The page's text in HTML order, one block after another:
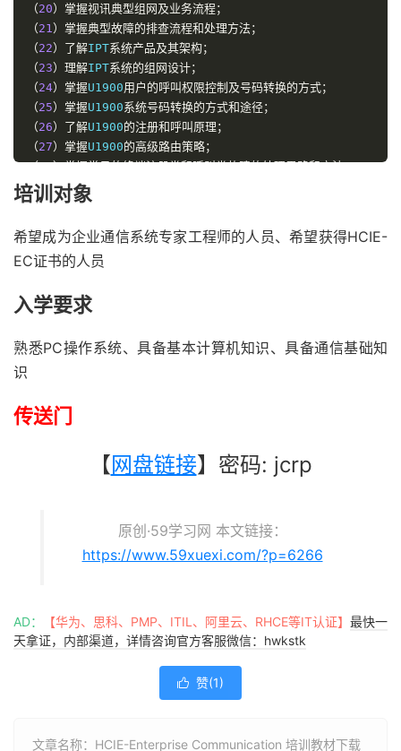
（20）掌握视讯典型组网及业务流程；
（21 ）掌握典型故障的排查流程和处理方法；
（22）了解IPT系统产品及其架构；
（23）理解IPT系统的组网设计；
（24）掌握U1900用户的呼叫权限控制及号码转换的方式；
（25）掌握U1900系统号码转换的方式和途径；
（26）了解U1900的注册和呼叫原理；
（27）掌握U1900的高级路由策略；
（28）掌握常见的终端注册类和呼叫类故障的处理思路和方法；
（29）掌握融合会议方案、会议流程原理及配置。
培训对象
希望成为企业通信系统专家工程师的人员、希望获得HCIE-
EC证书的人员
入学要求
熟悉PC操作系统、具备基本计算机知识、具备通信基础知
识
传送门
【 网盘链接】密码: jcrp
原创·59学习网 本文链接：
https://www.59xuexi.com/?p=6266
AD： 【华为、思科、PMP、ITIL、阿里云、RHCE等IT认证】 最快一
天拿证，内部渠道，详情咨询官方客服微信：hwkstk
 赞(1)
文章名称：HCIE-Enterprise Communication 培训教材下载